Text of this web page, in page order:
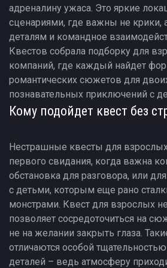
адреналину ужаса. Это яркие
сценариями, где важны не крики,
деталям и командное
Квестов собрала подборку для
компаний, где каждый найдет
романтических сюжетов для
познавательных приключений с
Кому подойдет квест без
Нестрашные квесты для
первого свидания, когда важна
обстановка для разговора, или
с детьми, которым еще рано
монстрами. Квест для взрослых
позволяет сосредоточиться на
не на желании закрыть глаза.
отличаются особой
деталей – ведь атмосферу